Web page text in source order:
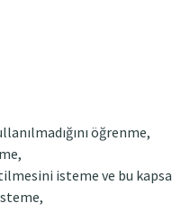
öğrenme,
isteme ve bu